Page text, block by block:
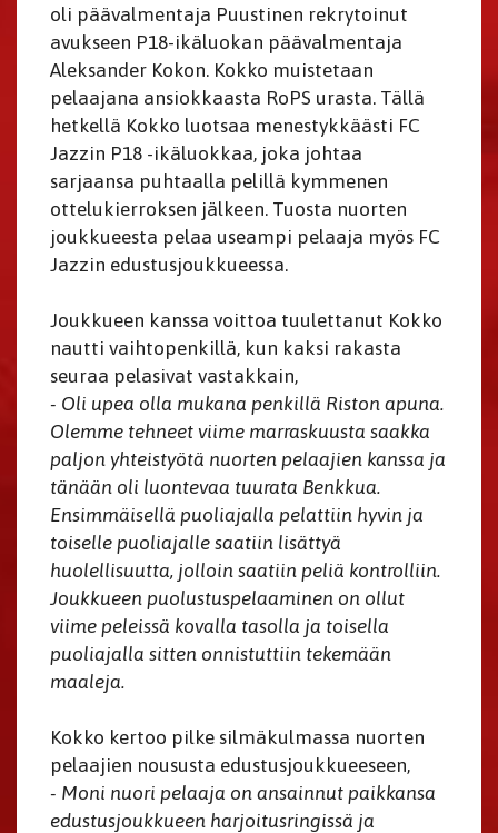
oli päävalmentaja Puustinen rekrytoinut
avukseen P18-ikäluokan päävalmentaja
Aleksander Kokon. Kokko muistetaan
pelaajana ansiokkaasta RoPS urasta. Tällä
hetkellä Kokko luotsaa menestykkäästi FC
Jazzin P18 -ikäluokkaa, joka johtaa
sarjaansa puhtaalla pelillä kymmenen
ottelukierroksen jälkeen. Tuosta nuorten
joukkueesta pelaa useampi pelaaja myös FC
Jazzin edustusjoukkueessa.
Joukkueen kanssa voittoa tuulettanut Kokko
nautti vaihtopenkillä, kun kaksi rakasta
seuraa pelasivat vastakkain,
- Oli upea olla mukana penkillä Riston apuna.
Olemme tehneet viime marraskuusta saakka
paljon yhteistyötä nuorten pelaajien kanssa ja
tänään oli luontevaa tuurata Benkkua.
Ensimmäisellä puoliajalla pelattiin hyvin ja
toiselle puoliajalle saatiin lisättyä
huolellisuutta, jolloin saatiin peliä kontrolliin.
Joukkueen puolustuspelaaminen on ollut
viime peleissä kovalla tasolla ja toisella
puoliajalla sitten onnistuttiin tekemään
maaleja.
Kokko kertoo pilke silmäkulmassa nuorten
pelaajien noususta edustusjoukkueeseen,
- Moni nuori pelaaja on ansainnut paikkansa
edustusjoukkueen harjoitusringissä ja